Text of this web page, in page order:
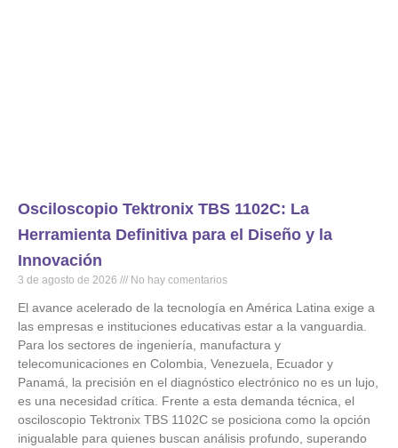
Osciloscopio Tektronix TBS 1102C: La
Herramienta Definitiva para el Diseño y la
Innovación
3 de agosto de 2026 No hay comentarios
El avance acelerado de la tecnología en América Latina exige a
las empresas e instituciones educativas estar a la vanguardia.
Para los sectores de ingeniería, manufactura y
telecomunicaciones en Colombia, Venezuela, Ecuador y
Panamá, la precisión en el diagnóstico electrónico no es un lujo,
es una necesidad crítica. Frente a esta demanda técnica, el
osciloscopio Tektronix TBS 1102C se posiciona como la opción
inigualable para quienes buscan análisis profundo, superando